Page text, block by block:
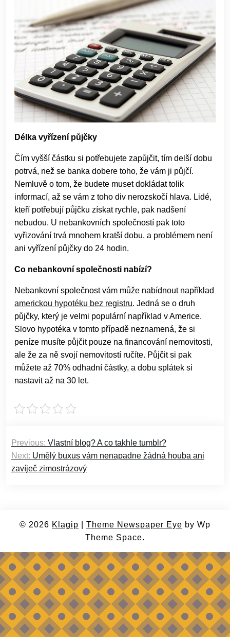
Délka vyřízení půjčky
Čím vyšší částku si potřebujete zapůjčit, tím delší dobu
potrvá, než se banka dobere toho, že vám ji půjčí.
Nemluvě o tom, že budete muset dokládat tolik
informací, až se vám z toho div nerozskočí hlava. Lidé,
kteří potřebují půjčku získat rychle, pak nadšení
nebudou. U nebankovních společností pak toto
vyřizování trvá mnohem kratší dobu, a problémem není
ani vyřízení půjčky do 24 hodin.
Co nebankovní společnosti nabízí?
Nebankovní společnost vám může nabídnout například
americkou hypotéku bez registru. Jedná se o druh
půjčky, který je velmi populární například v Americe.
Slovo hypotéka v tomto případě neznamená, že si
peníze musíte půjčit pouze na financování nemovitosti,
ale že za ně svojí nemovitostí ručíte. Půjčit si pak
můžete až 70% odhadní částky, a dobu splátek si
nastavit až na 30 let.
Navigace
pro
příspěvek
Previous: Vlastní blog? A co takhle tumblr?
Next: Umělý buxus vám nenapadne žádná houba ani
zavíječ zimostrázový
© 2026 Klagip Theme Newspaper Eye by Wp
Theme Space.